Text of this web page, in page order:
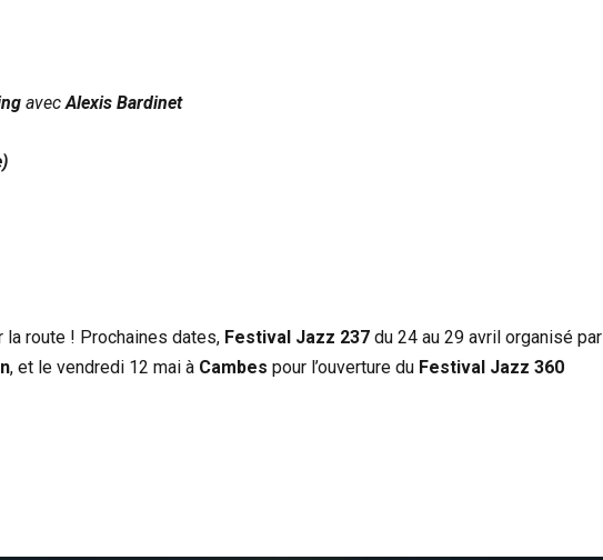
avecAlexis Bardinet
la route ! Prochaines dates, Festival Jazz 237 du 24 au 29 avril organisé par
, et le vendredi 12 mai à Cambes pour l’ouverture du Festival Jazz 360